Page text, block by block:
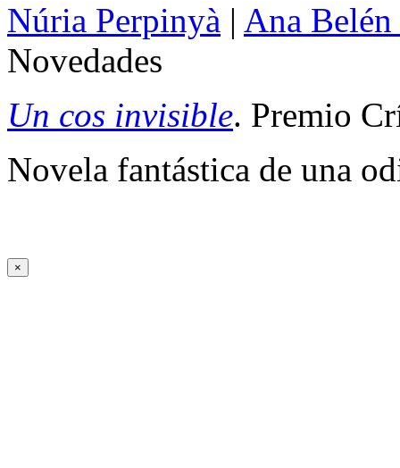
Núria Perpinyà | Ana
Novedades
Un cos invisible. Premio
Novela fantástica de una
×